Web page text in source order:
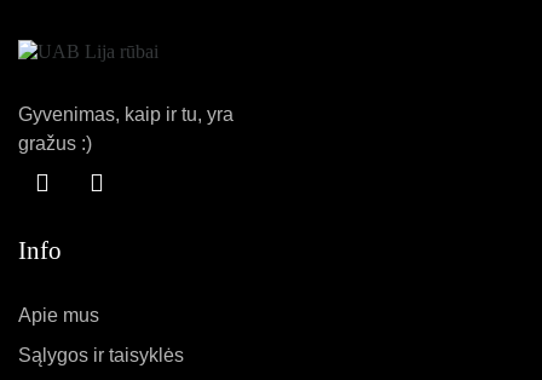
Gyvenimas, kaip ir tu, yra
gražus :)
Info
Apie mus
Sąlygos ir taisyklės